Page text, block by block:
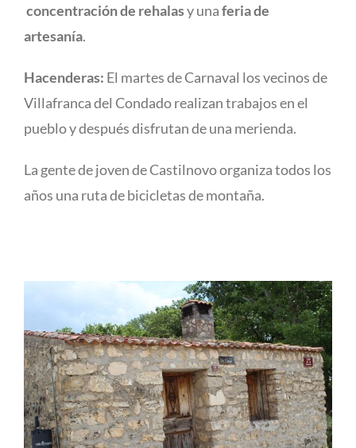
concentración de rehalasy unaferia de
artesanía.
Hacenderas: El martes de Carnaval los vecinos de
Villafranca del Condado realizan trabajos en el
pueblo y después disfrutan de una merienda.
La gente de joven de Castilnovo organiza todos los
años una ruta de bicicletas de montaña.